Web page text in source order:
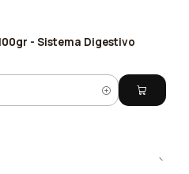
- Sistema Digestivo